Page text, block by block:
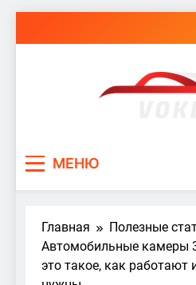
МЕНЮ
Главная
Полезные
Автомобильные камеры
это такое, как работают